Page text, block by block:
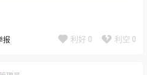
报 利好 0 利空 0